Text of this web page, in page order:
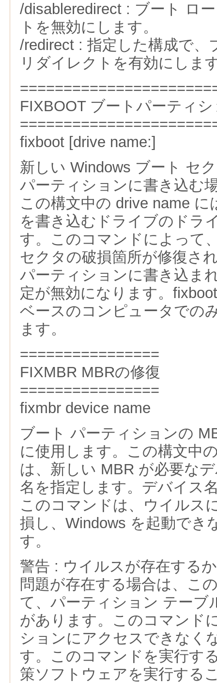
/disableredirect : ブート ロ
トを無効にします。
/redirect : 指定した構成で、
リダイレクトを有効にしま
FIXBOOT ブートパーティ
fixboot [drive name:]
新しい Windows ブート セ
パーティションに書き込む
この構文中の drive name
を書き込むドライブのドラ
す。このコマンドによって
セクタの破損箇所が修復さ
パーティションに書き込ま
定が無効になります。
ベースのコンピュータでの
ます。
================
FIXMBR MBRの修復
================
fixmbr device name
ブート パーティションの
に使用します。この構文中
は、新しい MBR が必要な
名を指定します。デバイス
このコマンドは、ウイルス
損し、Windows を起動でき
す。
警告 : ウイルスが存在する
問題が存在する場合は、こ
て、パーティション テーブ
があります。このコマンド
ションにアクセスできなく
す。このコマンドを実行す
策ソフトウェアを実行する